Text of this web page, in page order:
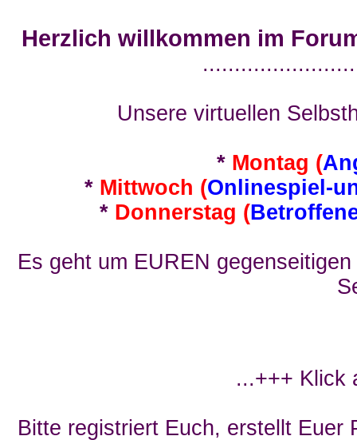
Herzlich willkommen im
Unsere virtuellen
* Montag (
* Mittwoch (Onlinespiel-
* Donnerstag (
Es geht um EUREN
...+++ Klick
Bitte registriert Euch, erstellt Euer